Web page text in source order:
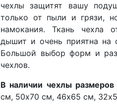
чехлы защитят вашу
только от пыли и грязи,
намокания. Ткань чехла
дышит и очень приятна на
Большой выбор форм и
чехлов.
В наличии чехлы размеров
см, 50х70 см, 46х65 см,